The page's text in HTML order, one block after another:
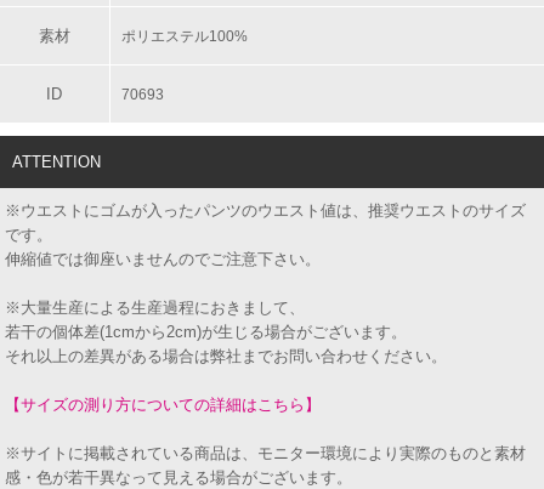
素材 ポリエステル100%
ID 70693
ATTENTION
※ウエストにゴムが入ったパンツのウエスト値は、推奨ウエストのサイズ
です。
伸縮値では御座いませんのでご注意下さい。
※大量生産による生産過程におきまして、
若干の個体差(1cmから2cm)が生じる場合がございます。
それ以上の差異がある場合は弊社までお問い合わせください。
【サイズの測り方についての詳細はこちら】
※サイトに掲載されている商品は、モニター環境により実際のものと素材
感・色が若干異なって見える場合がございます。